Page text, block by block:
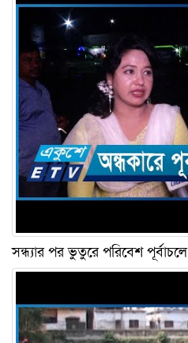
সন্ধ্যার পর ভুতুরে পরিবেশ পূর্বাচলে